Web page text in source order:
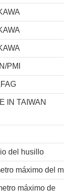
PMI
IN TAIWAN
del husillo
máximo del
máximo de